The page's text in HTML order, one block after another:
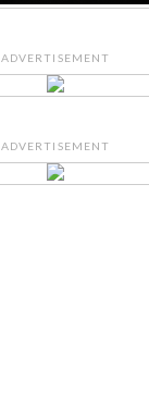
ADVERTISEMENT
ADVERTISEMENT